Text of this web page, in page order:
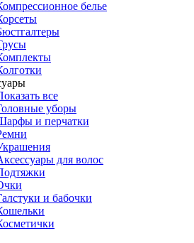
белье
все
уборы
и перчатки
для волос
и бабочки